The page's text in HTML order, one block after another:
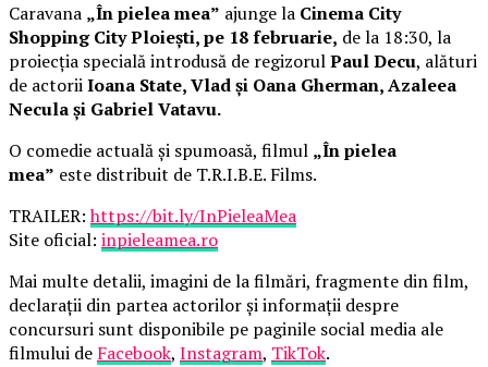
Caravana „În pielea mea” ajunge la Cinema City
Shopping City Ploiești, pe 18 februarie, de la 18:30, la
proiecția specială introdusă de regizorulPaul Decu, alături
de actoriiIoana State, Vlad și Oana Gherman, Azaleea
Necula și Gabriel Vatavu.
O comedie actuală și spumoasă, filmul „În pielea
mea” este distribuit de T.R.I.B.E. Films.
TRAILER:https://bit.ly/InPieleaMea
Site oficial: inpieleamea.ro
Mai multe detalii, imagini de la filmări, fragmente din film,
declarații din partea actorilor și informații despre
concursuri sunt disponibile pe paginile social media ale
filmului de Facebook, Instagram, TikTok.